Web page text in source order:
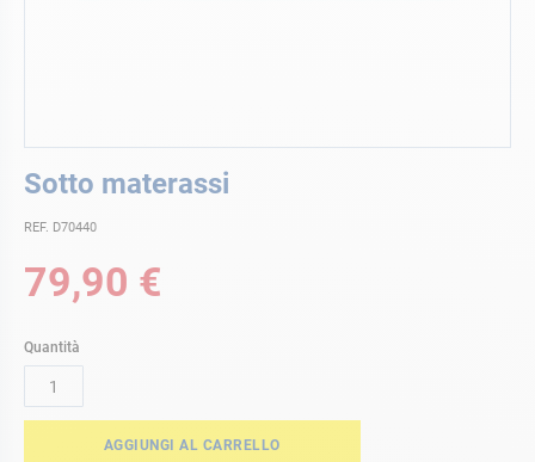
Sotto materassi
REF. D70440
79,90 €
Quantità
AGGIUNGI AL CARRELLO
all'inizio
galleria
immagini